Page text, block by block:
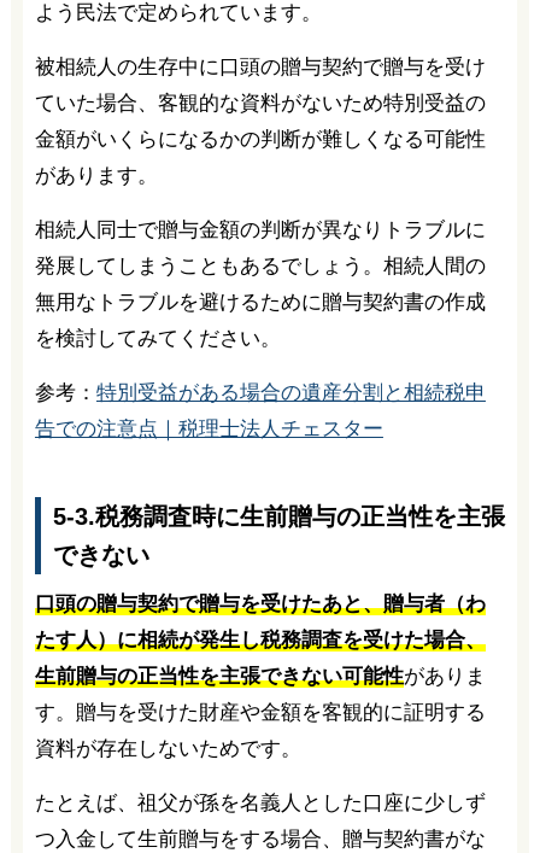
よう民法で定められています。
被相続人の生存中に口頭の贈与契約で贈与を受け
ていた場合、客観的な資料がないため特別受益の
金額がいくらになるかの判断が難しくなる可能性
があります。
相続人同士で贈与金額の判断が異なりトラブルに
発展してしまうこともあるでしょう。相続人間の
無用なトラブルを避けるために贈与契約書の作成
を検討してみてください。
参考： 特別受益がある場合の遺産分割と相続税申
告での注意点｜税理士法人チェスター
5-3.税務調査時に生前贈与の正当性を主張
できない
口頭の贈与契約で贈与を受けたあと、贈与者（わ
たす人）に相続が発生し税務調査を受けた場合、
生前贈与の正当性を主張できない可能性がありま
す。贈与を受けた財産や金額を客観的に証明する
資料が存在しないためです。
たとえば、祖父が孫を名義人とした口座に少しず
つ入金して生前贈与をする場合、贈与契約書がな